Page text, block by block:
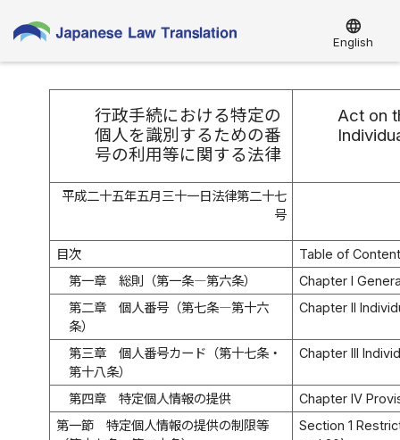
language
English
行政手続における特定の
個人を識別するための番
号の利用等に関する法律
Act on
平成二十五年五月三十一日法律第二十七
号
目次
Table of
第一章 総則（第一条―第六条）
Chapter I
第二章 個人番号（第七条―第十六
条）
Chapter II
第三章 個人番号カード（第十七条・
第十八条）
Chapter III
第四章 特定個人情報の提供
Chapter IV
第一節 特定個人情報の提供の制限等
Section 1